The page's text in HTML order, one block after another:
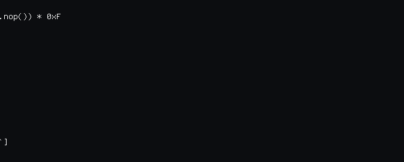
* 0xF